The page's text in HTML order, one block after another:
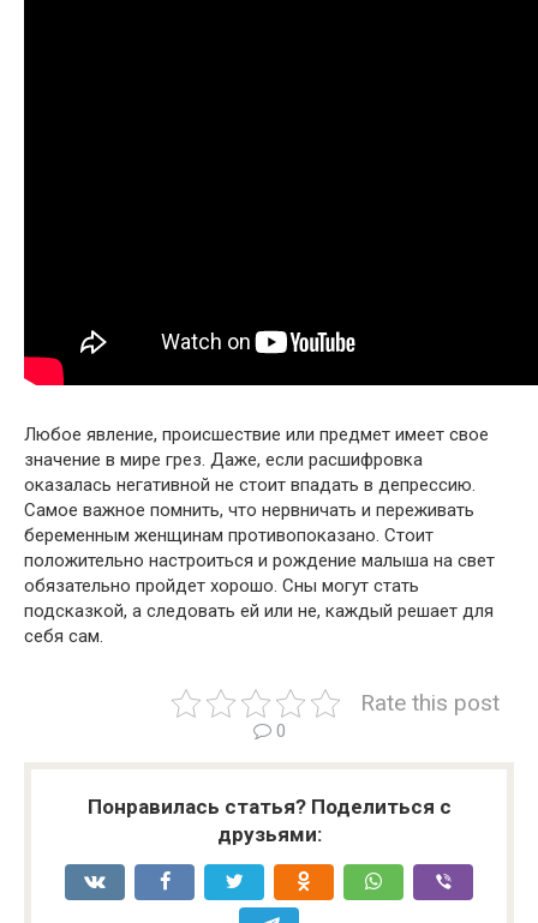
Любое явление, происшествие или предмет имеет свое
значение в мире грез. Даже, если расшифровка
оказалась негативной не стоит впадать в депрессию.
Самое важное помнить, что нервничать и переживать
беременным женщинам противопоказано. Стоит
положительно настроиться и рождение малыша на свет
обязательно пройдет хорошо. Сны могут стать
подсказкой, а следовать ей или не, каждый решает для
себя сам.
Rate this post
0
Понравилась статья? Поделиться с
друзьями: